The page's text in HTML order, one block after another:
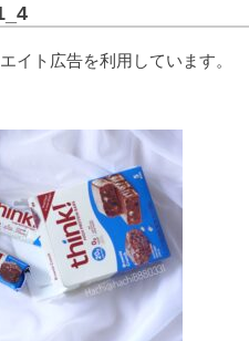
イト広告を利用しています。